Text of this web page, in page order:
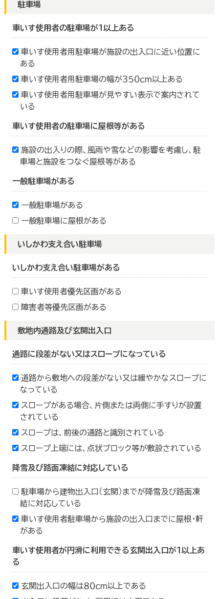
駐車場
車いす使用者の駐車場が１以上ある
車いす使用者用駐車場が施設の出入口に近い位置に
ある
車いす使用者用駐車場の幅が３５０ｃｍ以上ある
車いす使用者用駐車場が見やすい表示で案内されて
いる
車いす使用者の駐車場に屋根等がある
施設の出入りの際、風雨や雪などの影響を考慮し、駐
車場と施設をつなぐ屋根等がある
一般駐車場がある
一般駐車場がある
一般駐車場に屋根がある
いしかわ支え合い駐車場
いしかわ支え合い駐車場がある
車いす使用者優先区画がある
障害者等優先区画がある
敷地内通路及び玄関出入口
通路に段差がない又はスロープになっている
道路から敷地への段差がない又は緩やかなスロープに
なっている
スロープがある場合、片側または両側に手すりが設置
されている
スロープは、前後の通路と識別されている
スロープ上端には、点状ブロック等が敷設されている
降雪及び路面凍結に対応している
駐車場から建物出入口（玄関）までが降雪及び路面凍
結に対応している
車いす使用者駐車場から施設の出入口までに屋根・軒
がある
車いす使用者が円滑に利用できる玄関出入口が１以上あ
る
玄関出入口の幅は８０ｃｍ以上である